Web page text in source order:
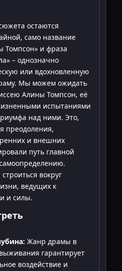
остаются
само название
Томпсон» и фраза
– однозначно
или вдохновленную
Мы можем ожидать
Алины Томпсон, её
испытаниями
над ними. Это,
преодоления,
и внешних
путь главной
вокруг
ведущих к
и силы.
Жанр драмы в
гарантирует
воздействие и